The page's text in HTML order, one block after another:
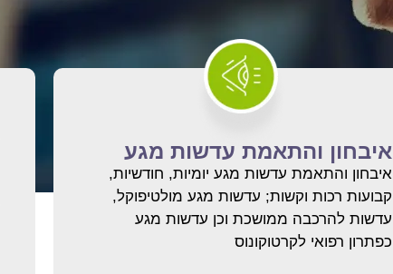
איבחון והתאמת עדשות מגע
איבחון והתאמת עדשות מגע יומיות, חודשיות,
קבועות רכות וקשות; עדשות מגע מולטיפוקל,
עדשות להרכבה ממושכת וכן עדשות מגע
כפתרון רפואי לקרטוקונוס